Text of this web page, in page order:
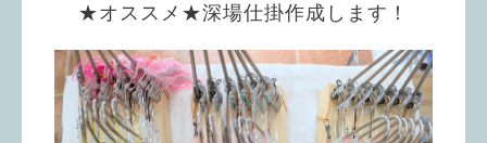
★オススメ★深場仕掛作成します！